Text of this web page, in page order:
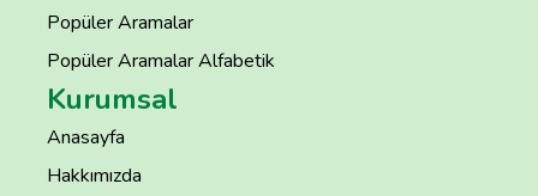
Popüler Aramalar
Popüler Aramalar Alfabetik
Kurumsal
Anasayfa
Hakkımızda